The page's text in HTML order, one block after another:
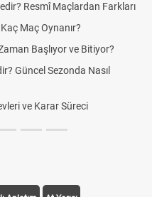
Resmî Maçlardan Farkları
Maç Oynanır?
Başlıyor ve Bitiyor?
Güncel Sezonda Nasıl
ve Karar Süreci